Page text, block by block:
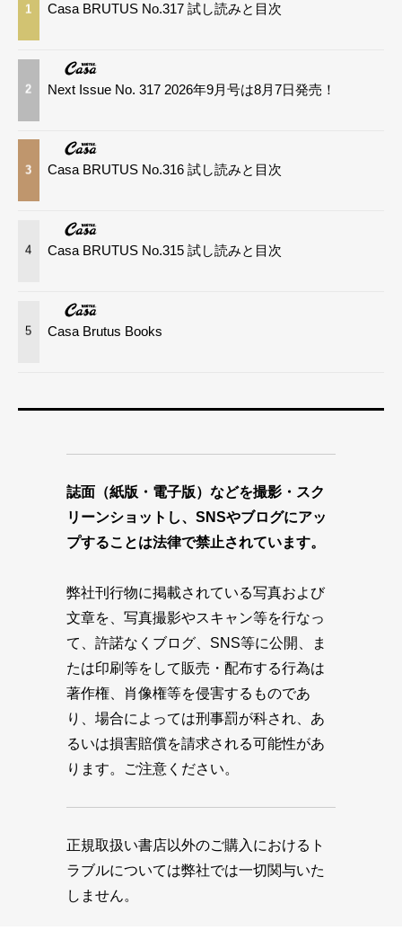
1 Casa BRUTUS No.317 試し読みと目次
2 Next Issue No. 317 2026年9月号は8月7日発売！
3 Casa BRUTUS No.316 試し読みと目次
4 Casa BRUTUS No.315 試し読みと目次
5 Casa Brutus Books
誌面（紙版・電子版）などを撮影・スク
リーンショットし、SNSやブログにアッ
プすることは法律で禁止されています。
弊社刊行物に掲載されている写真および
文章を、写真撮影やスキャン等を行なっ
て、許諾なくブログ、SNS等に公開、ま
たは印刷等をして販売・配布する行為は
著作権、肖像権等を侵害するものであ
り、場合によっては刑事罰が科され、あ
るいは損害賠償を請求される可能性があ
ります。ご注意ください。
正規取扱い書店以外のご購入におけるト
ラブルについては弊社では一切関与いた
しません。